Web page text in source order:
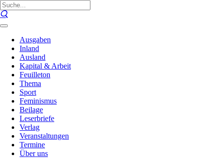
Ausgaben
Inland
Ausland
Kapital & Arbeit
Feuilleton
Thema
Sport
Feminismus
Beilage
Leserbriefe
Verlag
Veranstaltungen
Termine
Über uns